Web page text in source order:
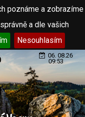
poznáme a zobrazíme
a dle vašich
Nesouhlasím
06. 08.26
09:53